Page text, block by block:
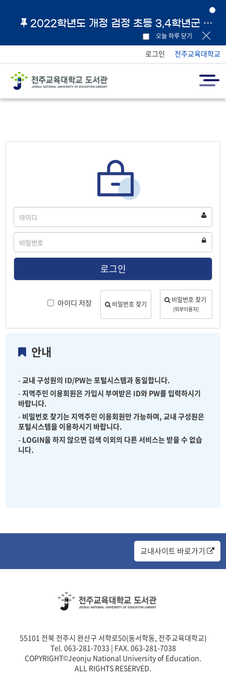
2022학년도 개정 검정 초등 3,4학년군 교과서 및 지도서 원문 링크 안내
오늘 하루 닫기
로그인 전주교육대학교
아
이
디
비
밀
번
로그인
아이디 저장 비밀번호 찾기 비밀번호 찾기
(외부이용자)
안내
- 교내 구성원의 ID/PW는 포털시스템과 동일합니다.
-지역주민 이용회원은 가입시 부여받은 ID와 PW를 입력하시기
바랍니다.
- 비밀번호 찾기는 지역주민 이용회원만 가능하며, 교내 구성원은
포털시스템을 이용하시기 바랍니다.
- LOGIN을 하지 않으면 검색 이외의 다른 서비스는 받을 수 없습
니다.
교내사이트 바로가기
55101 전북 전주시 완산구 서학로50(동서학동, 전주교육대학교)
Tel. 063-281-7033 | FAX. 063-281-7038
COPYRIGHT©Jeonju National University of Education.
ALL RIGHTS RESERVED.